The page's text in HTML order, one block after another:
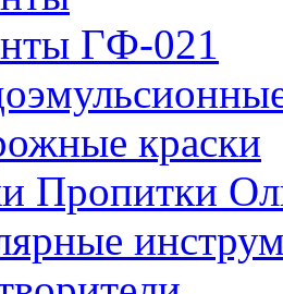
ГФ-021
краски
Пропитки